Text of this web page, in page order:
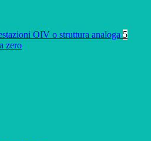
OIV o struttura analoga 5
zero